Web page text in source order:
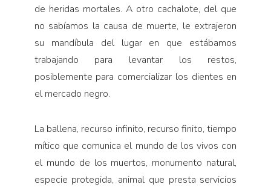
de heridas mortales. A otro cachalote, del que
no sabíamos la causa de muerte, le extrajeron
su mandíbula del lugar en que estábamos
trabajando para levantar los restos,
posiblemente para comercializar los dientes en
el mercado negro.
La ballena, recurso infinito, recurso finito, tiempo
mítico que comunica el mundo de los vivos con
el mundo de los muertos, monumento natural,
especie protegida, animal que presta servicios